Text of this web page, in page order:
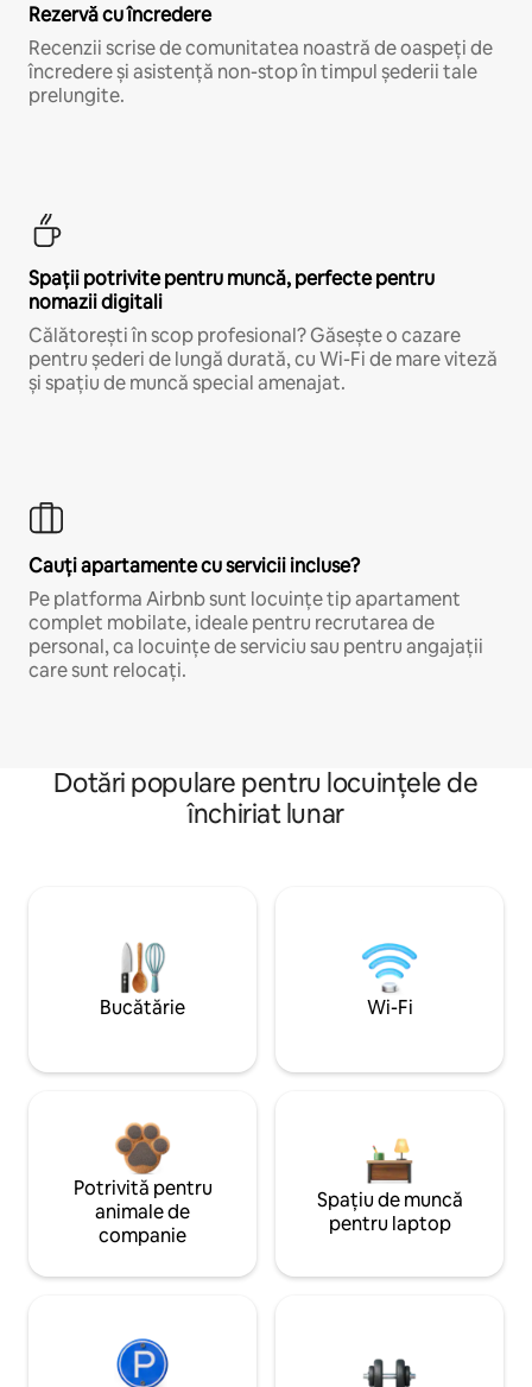
Rezervă cu încredere
Recenzii scrise de comunitatea noastră de oaspeți de
încredere și asistență non-stop în timpul șederii tale
prelungite.
Spații potrivite pentru muncă, perfecte pentru
nomazii digitali
Călătorești în scop profesional? Găsește o cazare
pentru șederi de lungă durată, cu Wi-Fi de mare viteză
și spațiu de muncă special amenajat.
Cauți apartamente cu servicii incluse?
Pe platforma Airbnb sunt locuințe tip apartament
complet mobilate, ideale pentru recrutarea de
personal, ca locuințe de serviciu sau pentru angajații
care sunt relocați.
Dotări populare pentru locuințele de
închiriat lunar
Bucătărie Wi-Fi
Potrivită pentru
animale de
companie
Spațiu de muncă
pentru laptop